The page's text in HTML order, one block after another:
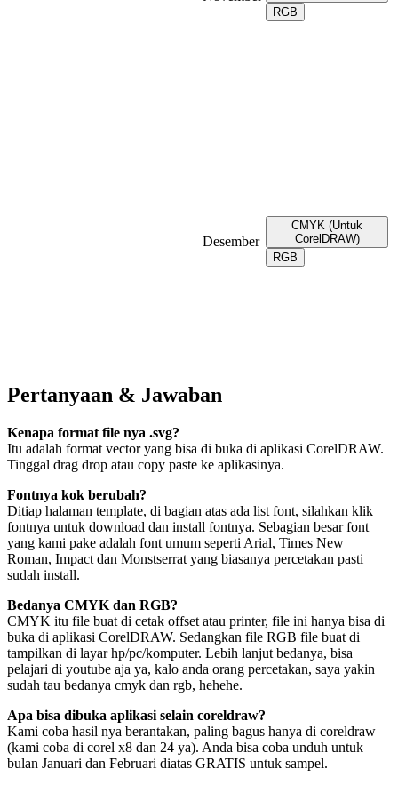
RGB
Desember
CMYK (Untuk
CorelDRAW)
RGB
Pertanyaan & Jawaban
Kenapa format file nya .svg?
Itu adalah format vector yang bisa di buka di aplikasi CorelDRAW.
Tinggal drag drop atau copy paste ke aplikasinya.
Fontnya kok berubah?
Ditiap halaman template, di bagian atas ada list font, silahkan klik
fontnya untuk download dan install fontnya. Sebagian besar font
yang kami pake adalah font umum seperti Arial, Times New
Roman, Impact dan Monstserrat yang biasanya percetakan pasti
sudah install.
Bedanya CMYK dan RGB?
CMYK itu file buat di cetak offset atau printer, file ini hanya bisa di
buka di aplikasi CorelDRAW. Sedangkan file RGB file buat di
tampilkan di layar hp/pc/komputer. Lebih lanjut bedanya, bisa
pelajari di youtube aja ya, kalo anda orang percetakan, saya yakin
sudah tau bedanya cmyk dan rgb, hehehe.
Apa bisa dibuka aplikasi selain coreldraw?
Kami coba hasil nya berantakan, paling bagus hanya di coreldraw
(kami coba di corel x8 dan 24 ya). Anda bisa coba unduh untuk
bulan Januari dan Februari diatas GRATIS untuk sampel.